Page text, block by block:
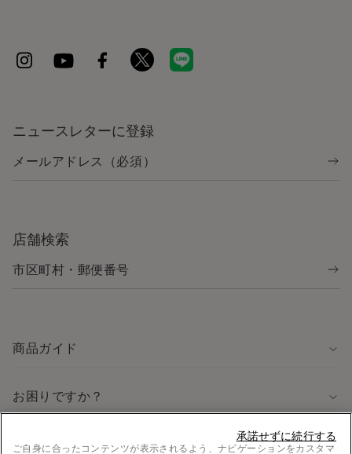
ニュースレターに登録
店舗検索
商品ガイド
お困りですか？
法律に関する情報
ご自身に合ったコンテンツが表示されるよう、ナビゲーションをカスタマ
承諾せずに続行する